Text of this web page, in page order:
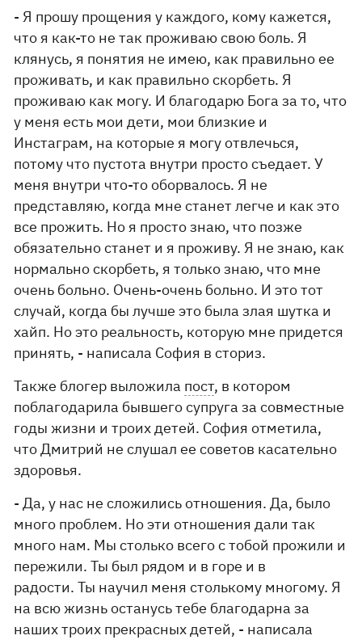
- Я прошу прощения у каждого, кому кажется,
что я как-то не так проживаю свою боль. Я
клянусь, я понятия не имею, как правильно ее
проживать, и как правильно скорбеть. Я
проживаю как могу. И благодарю Бога за то, что
у меня есть мои дети, мои близкие и
Инстаграм, на которые я могу отвлечься,
потому что пустота внутри просто съедает. У
меня внутри что-то оборвалось. Я не
представляю, когда мне станет легче и как это
все прожить. Но я просто знаю, что позже
обязательно станет и я проживу. Я не знаю, как
нормально скорбеть, я только знаю, что мне
очень больно. Очень-очень больно. И это тот
случай, когда бы лучше это была злая шутка и
хайп. Но это реальность, которую мне придется
принять, - написала София в сториз.
Также блогер выложила пост, в котором
поблагодарила бывшего супруга за совместные
годы жизни и троих детей. София отметила,
что Дмитрий не слушал ее советов касательно
здоровья.
- Да, у нас не сложились отношения. Да, было
много проблем. Но эти отношения дали так
много нам. Мы столько всего с тобой прожили и
пережили. Ты был рядом и в горе и в
радости. Ты научил меня столькому многому. Я
на всю жизнь останусь тебе благодарна за
наших троих прекрасных детей, - написала